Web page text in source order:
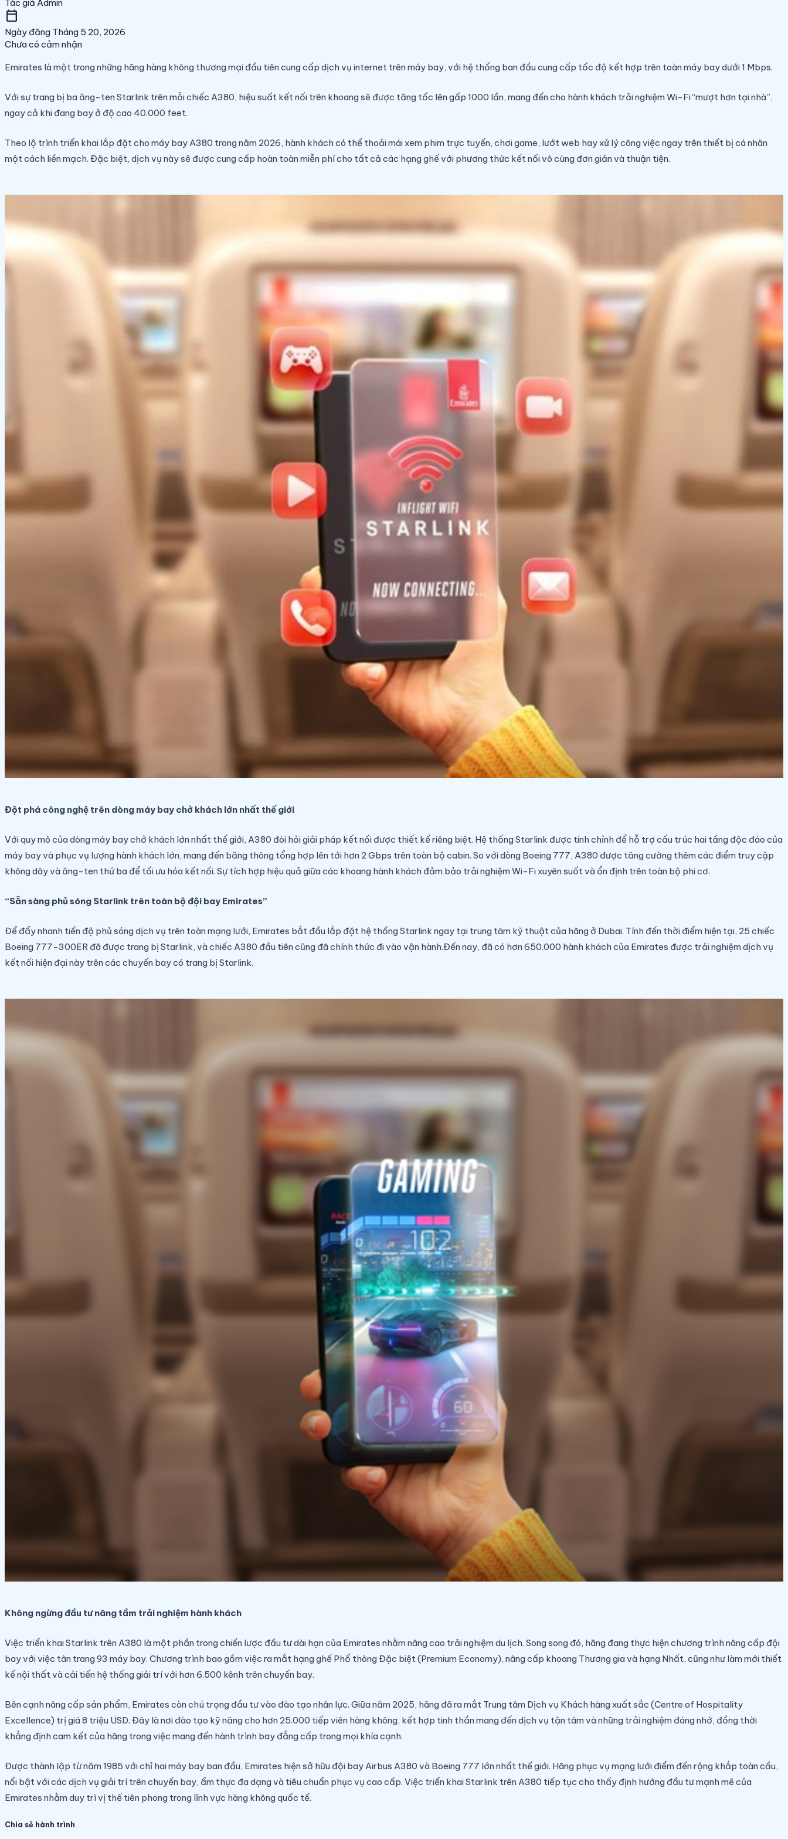
Tác giả Admin
calendar_today
Ngày đăng Tháng 5 20, 2026
Chưa có cảm nhận
Emirates là một trong những hãng hàng không thương mại đầu tiên cung cấp dịch vụ internet trên máy bay, với hệ thống ban đầu cung cấp tốc độ kết hợp trên toàn máy bay dưới 1 Mbps.
Với sự trang bị ba ăng-ten Starlink trên mỗi chiếc A380, hiệu suất kết nối trên khoang sẽ được tăng tốc lên gấp 1000 lần, mang đến cho hành khách trải nghiệm Wi-Fi “mượt hơn tại nhà”,
ngay cả khi đang bay ở độ cao 40.000 feet.
Theo lộ trình triển khai lắp đặt cho máy bay A380 trong năm 2026, hành khách có thể thoải mái xem phim trực tuyến, chơi game, lướt web hay xử lý công việc ngay trên thiết bị cá nhân
một cách liền mạch. Đặc biệt, dịch vụ này sẽ được cung cấp hoàn toàn miễn phí cho tất cả các hạng ghế với phương thức kết nối vô cùng đơn giản và thuận tiện.
Đột phá công nghệ trên dòng máy bay chở khách lớn nhất thế giới
Với quy mô của dòng máy bay chở khách lớn nhất thế giới, A380 đòi hỏi giải pháp kết nối được thiết kế riêng biệt. Hệ thống Starlink được tinh chỉnh để hỗ trợ cấu trúc hai tầng độc đáo của
máy bay và phục vụ lượng hành khách lớn, mang đến băng thông tổng hợp lên tới hơn 2 Gbps trên toàn bộ cabin. So với dòng Boeing 777, A380 được tăng cường thêm các điểm truy cập
không dây và ăng-ten thứ ba để tối ưu hóa kết nối. Sự tích hợp hiệu quả giữa các khoang hành khách đảm bảo trải nghiệm Wi-Fi xuyên suốt và ổn định trên toàn bộ phi cơ.
“Sẵn sàng phủ sóng Starlink trên toàn bộ đội bay Emirates”
Để đẩy nhanh tiến độ phủ sóng dịch vụ trên toàn mạng lưới, Emirates bắt đầu lắp đặt hệ thống Starlink ngay tại trung tâm kỹ thuật của hãng ở Dubai. Tính đến thời điểm hiện tại, 25 chiếc
Boeing 777-300ER đã được trang bị Starlink, và chiếc A380 đầu tiên cũng đã chính thức đi vào vận hành.Đến nay, đã có hơn 650.000 hành khách của Emirates được trải nghiệm dịch vụ
kết nối hiện đại này trên các chuyến bay có trang bị Starlink.
Không ngừng đầu tư nâng tầm trải nghiệm hành khách
Việc triển khai Starlink trên A380 là một phần trong chiến lược đầu tư dài hạn của Emirates nhằm nâng cao trải nghiệm du lịch. Song song đó, hãng đang thực hiện chương trình nâng cấp đội
bay với việc tân trang 93 máy bay. Chương trình bao gồm việc ra mắt hạng ghế Phổ thông Đặc biệt (Premium Economy), nâng cấp khoang Thương gia và hạng Nhất, cũng như làm mới thiết
kế nội thất và cải tiến hệ thống giải trí với hơn 6.500 kênh trên chuyến bay.
Bên cạnh nâng cấp sản phẩm, Emirates còn chú trọng đầu tư vào đào tạo nhân lực. Giữa năm 2025, hãng đã ra mắt Trung tâm Dịch vụ Khách hàng xuất sắc (Centre of Hospitality
Excellence) trị giá 8 triệu USD. Đây là nơi đào tạo kỹ năng cho hơn 25.000 tiếp viên hàng không, kết hợp tinh thần mang đến dịch vụ tận tâm và những trải nghiệm đáng nhớ, đồng thời
khẳng định cam kết của hãng trong việc mang đến hành trình bay đẳng cấp trong mọi khía cạnh.
Được thành lập từ năm 1985 với chỉ hai máy bay ban đầu, Emirates hiện sở hữu đội bay Airbus A380 và Boeing 777 lớn nhất thế giới. Hãng phục vụ mạng lưới điểm đến rộng khắp toàn cầu,
nổi bật với các dịch vụ giải trí trên chuyến bay, ẩm thực đa dạng và tiêu chuẩn phục vụ cao cấp. Việc triển khai Starlink trên A380 tiếp tục cho thấy định hướng đầu tư mạnh mẽ của
Emirates nhằm duy trì vị thế tiên phong trong lĩnh vực hàng không quốc tế.
Chia sẻ hành trình